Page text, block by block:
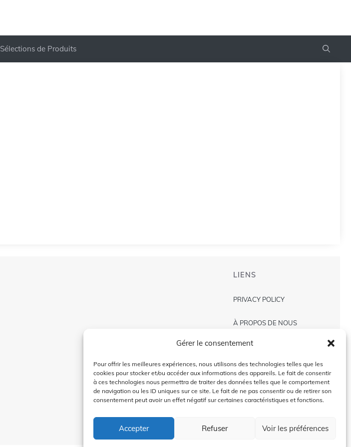
Gérer le consentement
Pour offrir les meilleures expériences, nous utilisons des technologies telles que les
cookies pour stocker et/ou accéder aux informations des appareils. Le fait de consentir
à ces technologies nous permettra de traiter des données telles que le comportement
de navigation ou les ID uniques sur ce site. Le fait de ne pas consentir ou de retirer son
consentement peut avoir un effet négatif sur certaines caractéristiques et fonctions.
Accepter Refuser Voir les préférences
Sélections de Produits
LIENS
PRIVACY POLICY
À PROPOS DE NOUS
AVIS DE NON-RESPONSABILITÉ
CONTACT US